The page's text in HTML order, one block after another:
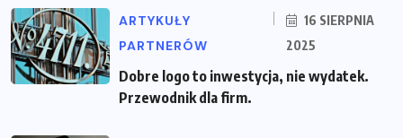
ARTYKUŁY
PARTNERÓW
16 SIERPNIA
2025
Dobre logo to inwestycja, nie wydatek.
Przewodnik dla firm.